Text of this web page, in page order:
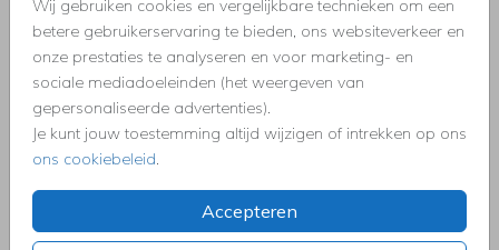
Wij gebruiken cookies en vergelijkbare technieken om een
betere gebruikerservaring te bieden, ons websiteverkeer en
onze prestaties te analyseren en voor marketing- en
sociale mediadoeleinden (het weergeven van
gepersonaliseerde advertenties).
Je kunt jouw toestemming altijd wijzigen of intrekken op ons
ons cookiebeleid.
Accepteren
KINDERAKTE LABELTJE